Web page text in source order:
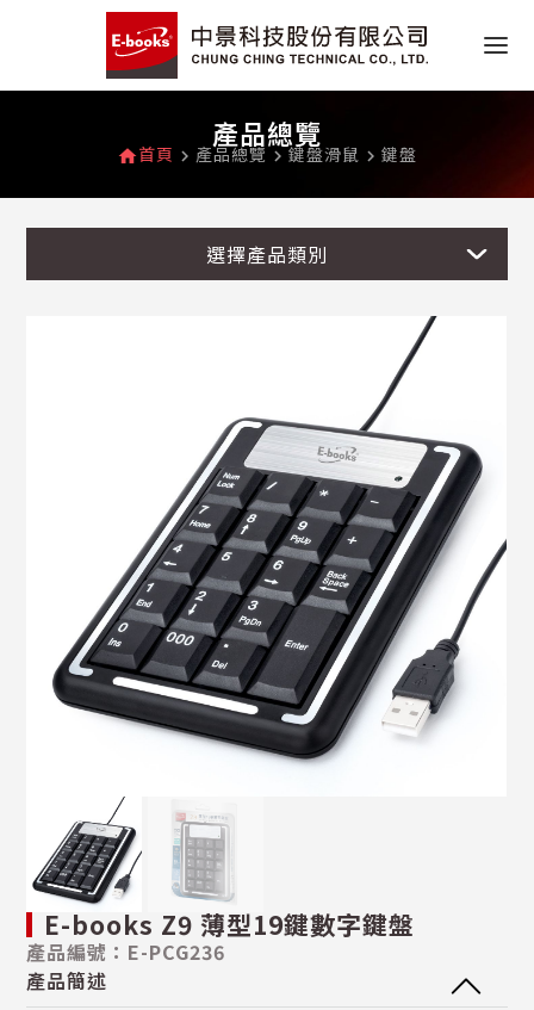
產品總覽
home首頁 navigate_next 產品總覽 navigate_next 鍵盤滑鼠 navigate_next 鍵盤
選擇產品類別
E-books Z9 薄型19鍵數字鍵盤
產品編號：E-PCG236
產品簡述